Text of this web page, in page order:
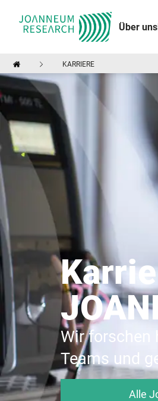
Über uns
KARRIERE
Wir forschen
Teams und
Alle